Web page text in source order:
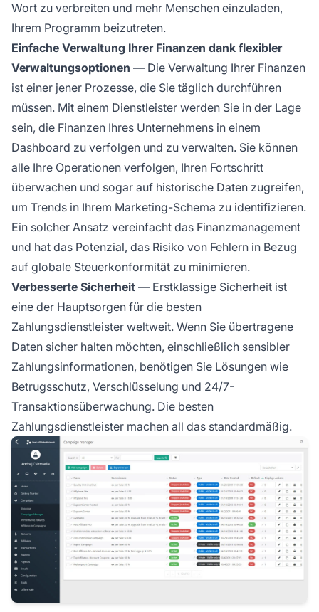
Wort zu verbreiten und mehr Menschen einzuladen,
Ihrem Programm beizutreten.
Einfache Verwaltung Ihrer Finanzen dank flexibler
Verwaltungsoptionen — Die Verwaltung Ihrer Finanzen
ist einer jener Prozesse, die Sie täglich durchführen
müssen. Mit einem Dienstleister werden Sie in der Lage
sein, die Finanzen Ihres Unternehmens in einem
Dashboard zu verfolgen und zu verwalten. Sie können
alle Ihre Operationen verfolgen, Ihren Fortschritt
überwachen und sogar auf historische Daten zugreifen,
um Trends in Ihrem Marketing-Schema zu identifizieren.
Ein solcher Ansatz vereinfacht das Finanzmanagement
und hat das Potenzial, das Risiko von Fehlern in Bezug
auf globale Steuerkonformität zu minimieren.
Verbesserte Sicherheit — Erstklassige Sicherheit ist
eine der Hauptsorgen für die besten
Zahlungsdienstleister weltweit. Wenn Sie übertragene
Daten sicher halten möchten, einschließlich sensibler
Zahlungsinformationen, benötigen Sie Lösungen wie
Betrugsschutz, Verschlüsselung und 24/7-
Transaktionsüberwachung. Die besten
Zahlungsdienstleister machen all das standardmäßig.